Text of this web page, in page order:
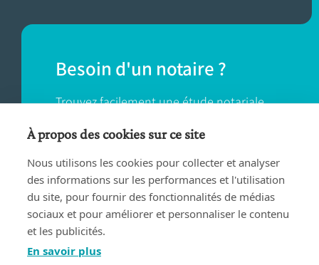
Besoin d'un notaire ?
Trouvez facilement une étude notariale
près de chez vous.
TROUVER UN NOTAIRE
À propos des cookies sur ce site
Nous utilisons les cookies pour collecter et analyser
des informations sur les performances et l'utilisation
du site, pour fournir des fonctionnalités de médias
sociaux et pour améliorer et personnaliser le contenu
et les publicités.
En savoir plus